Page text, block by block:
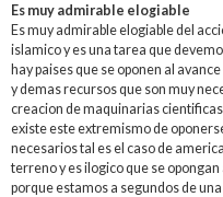
Es muy admirable elogiable
Es muy admirable elogiable del
islamico y es una tarea que
hay paises que se oponen al
y demas recursos que son muy
creacion de maquinarias
existe este extremismo de
necesarios tal es el caso de
terreno y es ilogico que se
porque estamos a segundos de